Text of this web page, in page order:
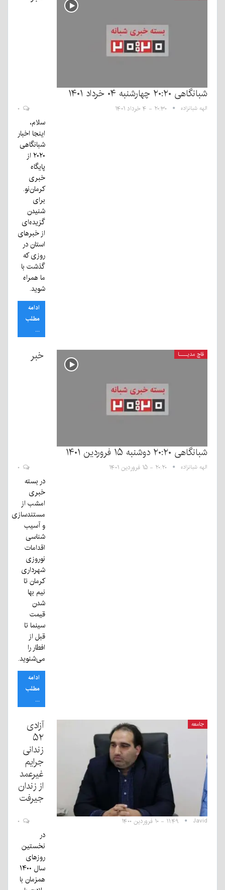
شبانگاهی ٢۰:٢٠ چهارشنبه ۰۴ خرداد ۱۴۰۱
الهه شبانزاده ۲۰:۳۰ - ۴ خرداد ۱۴۰۱
سلام،
اینجا اخبار
شبانگاهی
۲۰۲۰ از
پایگاه
خبری
کرمان‌نو.
برای
شنیدن
گزیده‌ای
از خبرهای
استان در
روزی که
گذشت با
ما همراه
شوید.
ادامه
مطلب
...
قاچ مدیــــا خبر
شبانگاهی ٢۰:٢٠ دوشنبه ۱۵ فروردین ۱۴۰۱
الهه شبانزاده ۲۰:۲۰ - ۱۵ فروردین ۱۴۰۱
در بسته
خبری
امشب از
مستندسازی
و آسیب
شناسی
اقدامات
نوروزی
شهرداری
کرمان تا
نیم بها
شدن
قیمت
سینما تا
قبل از
افطار را
می‌شنوید.
ادامه
مطلب
...
جامعه
آزادی
۵۲
زندانی
جرایم
غیرعمد
از زندان
جیرفت
Javid ۱۱:۴۹ - ۱۰ فروردین ۱۴۰۰
در
نخستین
روزهای
سال ۱۴۰۰
همزمان با